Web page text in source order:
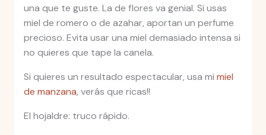
una que te guste. La de flores va genial. Si usas
miel de romero o de azahar, aportan un perfume
precioso. Evita usar una miel demasiado intensa si
no quieres que tape la canela.
Si quieres un resultado espectacular, usa mi miel
de manzana, verás que ricas!!
El hojaldre: truco rápido.